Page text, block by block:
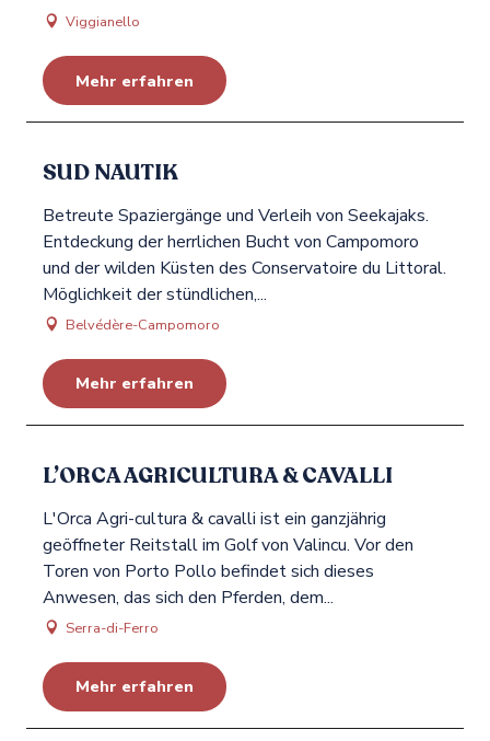
Viggianello
Mehr erfahren
SUD NAUTIK
Betreute Spaziergänge und Verleih von Seekajaks.
Entdeckung der herrlichen Bucht von Campomoro
und der wilden Küsten des Conservatoire du Littoral.
Möglichkeit der stündlichen,...
Belvédère-Campomoro
Mehr erfahren
L’ORCA AGRICULTURA & CAVALLI
L'Orca Agri-cultura & cavalli ist ein ganzjährig
geöffneter Reitstall im Golf von Valincu. Vor den
Toren von Porto Pollo befindet sich dieses
Anwesen, das sich den Pferden, dem...
Serra-di-Ferro
Mehr erfahren